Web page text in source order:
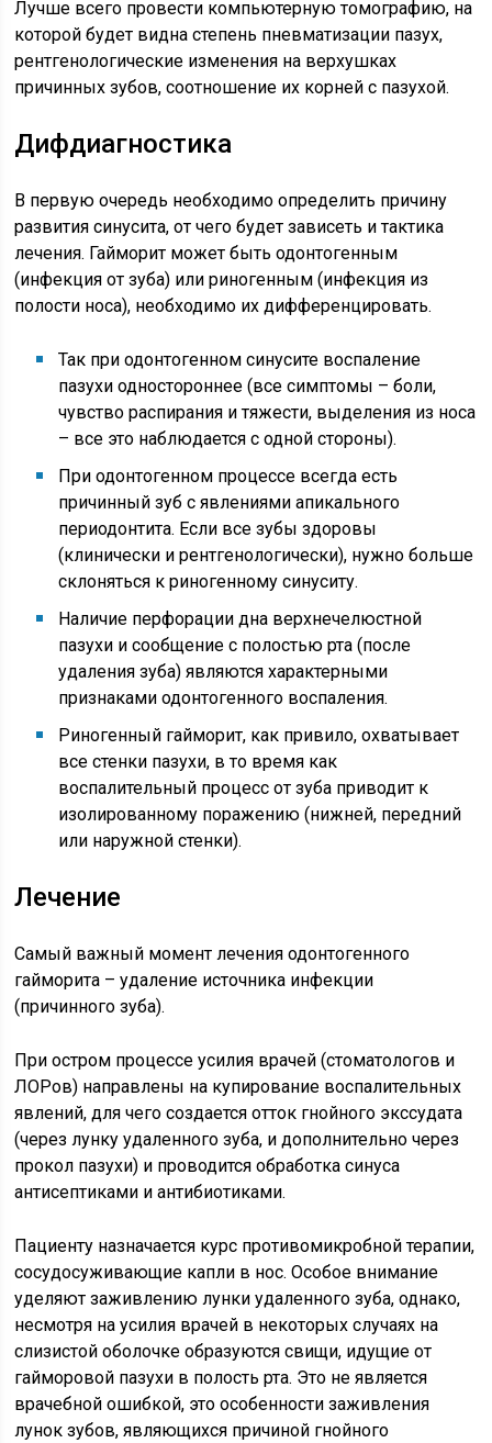
Лучше всего провести компьютерную томографию, на
которой будет видна степень пневматизации пазух,
рентгенологические изменения на верхушках
причинных зубов, соотношение их корней с пазухой.
Дифдиагностика
В первую очередь необходимо определить причину
развития синусита, от чего будет зависеть и тактика
лечения. Гайморит может быть одонтогенным
(инфекция от зуба) или риногенным (инфекция из
полости носа), необходимо их дифференцировать.
Так при одонтогенном синусите воспаление
пазухи одностороннее (все симптомы – боли,
чувство распирания и тяжести, выделения из носа
– все это наблюдается с одной стороны).
При одонтогенном процессе всегда есть
причинный зуб с явлениями апикального
периодонтита. Если все зубы здоровы
(клинически и рентгенологически), нужно больше
склоняться к риногенному синуситу.
Наличие перфорации дна верхнечелюстной
пазухи и сообщение с полостью рта (после
удаления зуба) являются характерными
признаками одонтогенного воспаления.
Риногенный гайморит, как привило, охватывает
все стенки пазухи, в то время как
воспалительный процесс от зуба приводит к
изолированному поражению (нижней, передний
или наружной стенки).
Лечение
Самый важный момент лечения одонтогенного
гайморита – удаление источника инфекции
(причинного зуба).
При остром процессе усилия врачей (стоматологов и
ЛОРов) направлены на купирование воспалительных
явлений, для чего создается отток гнойного экссудата
(через лунку удаленного зуба, и дополнительно через
прокол пазухи) и проводится обработка синуса
антисептиками и антибиотиками.
Пациенту назначается курс противомикробной терапии,
сосудосуживающие капли в нос. Особое внимание
уделяют заживлению лунки удаленного зуба, однако,
несмотря на усилия врачей в некоторых случаях на
слизистой оболочке образуются свищи, идущие от
гайморовой пазухи в полость рта. Это не является
врачебной ошибкой, это особенности заживления
лунок зубов, являющихся причиной гнойного